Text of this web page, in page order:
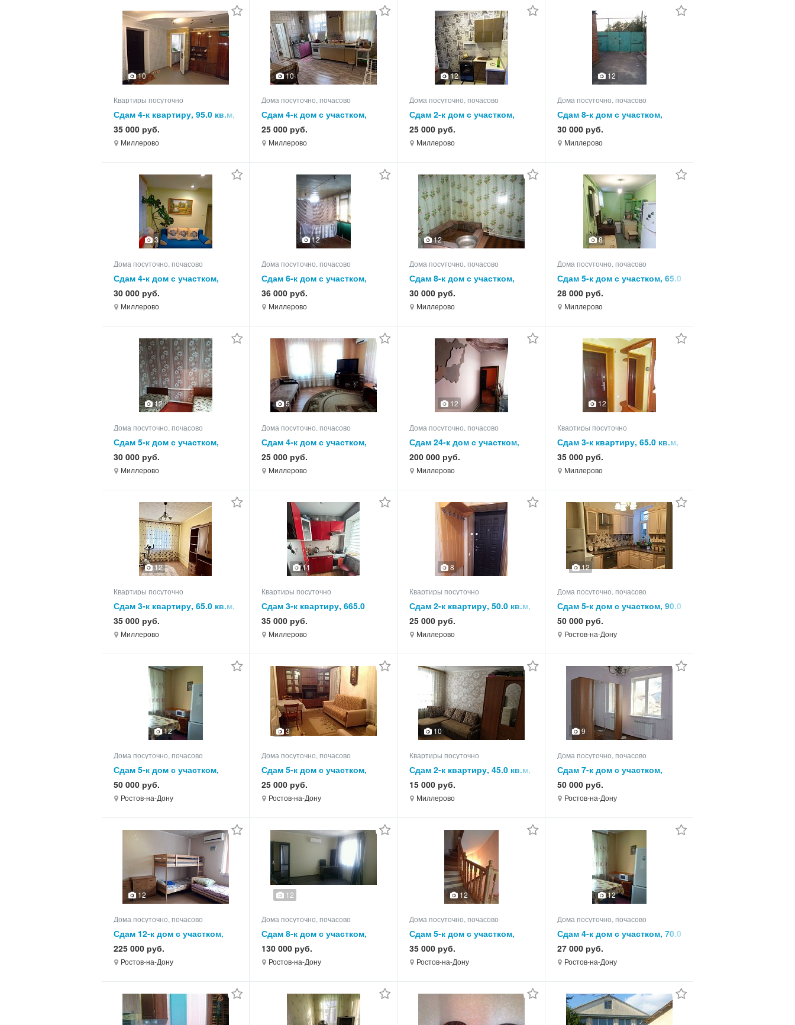
10
Квартиры посуточно
Сдам 4-к квартиру, 95.0 кв.м,
этаж 1 из 5
35 000 руб.
Миллерово
10
Дома посуточно, почасово
Сдам 4-к дом с участком,
75.0 кв.м, этажей 1
25 000 руб.
Миллерово
12
Дома посуточно, почасово
Сдам 2-к дом с участком,
55.0 кв.м, этажей 1
25 000 руб.
Миллерово
12
Дома посуточно, почасово
Сдам 8-к дом с участком,
105.0 кв.м, этажей 1
30 000 руб.
Миллерово
3
Дома посуточно, почасово
Сдам 4-к дом с участком,
80.0 кв.м, этажей 1
30 000 руб.
Миллерово
12
Дома посуточно, почасово
Сдам 6-к дом с участком,
85.0 кв.м, этажей 1
36 000 руб.
Миллерово
12
Дома посуточно, почасово
Сдам 8-к дом с участком,
85.0 кв.м, этажей 1
30 000 руб.
Миллерово
8
Дома посуточно, почасово
Сдам 5-к дом с участком, 65.0
кв.м, этажей 1
28 000 руб.
Миллерово
12
Дома посуточно, почасово
Сдам 5-к дом с участком,
75.0 кв.м, этажей 1
30 000 руб.
Миллерово
5
Дома посуточно, почасово
Сдам 4-к дом с участком,
75.0 кв.м, этажей 1
25 000 руб.
Миллерово
12
Дома посуточно, почасово
Сдам 24-к дом с участком,
550.0 кв.м, этажей 3
200 000 руб.
Миллерово
12
Квартиры посуточно
Сдам 3-к квартиру, 65.0 кв.м,
этаж 4 из 5
35 000 руб.
Миллерово
12
Квартиры посуточно
Сдам 3-к квартиру, 65.0 кв.м,
этаж 3 из 3
35 000 руб.
Миллерово
11
Квартиры посуточно
Сдам 3-к квартиру, 665.0
кв.м, этаж 5 из 5
35 000 руб.
Миллерово
8
Квартиры посуточно
Сдам 2-к квартиру, 50.0 кв.м,
этаж 5 из 5
25 000 руб.
Миллерово
12
Дома посуточно, почасово
Сдам 5-к дом с участком, 90.0
кв.м, этажей 1
50 000 руб.
Ростов-на-Дону
12
Дома посуточно, почасово
Сдам 5-к дом с участком,
140.0 кв.м, этажей 2
50 000 руб.
Ростов-на-Дону
3
Дома посуточно, почасово
Сдам 5-к дом с участком,
85.0 кв.м, этажей 1
25 000 руб.
Ростов-на-Дону
10
Квартиры посуточно
Сдам 2-к квартиру, 45.0 кв.м,
этаж 1 из 5
15 000 руб.
Миллерово
9
Дома посуточно, почасово
Сдам 7-к дом с участком,
250.0 кв.м, этажей 2
50 000 руб.
Ростов-на-Дону
12
Дома посуточно, почасово
Сдам 12-к дом с участком,
300.0 кв.м, этажей 3
225 000 руб.
Ростов-на-Дону
12
Дома посуточно, почасово
Сдам 8-к дом с участком,
260.0 кв.м, этажей 3
130 000 руб.
Ростов-на-Дону
12
Дома посуточно, почасово
Сдам 5-к дом с участком,
100.0 кв.м, этажей 3
35 000 руб.
Ростов-на-Дону
12
Дома посуточно, почасово
Сдам 4-к дом с участком, 70.0
кв.м, этажей 1
27 000 руб.
Ростов-на-Дону